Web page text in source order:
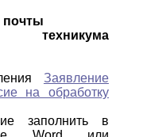
почты
техникума
Заявление
на обработку
заполнить в